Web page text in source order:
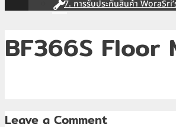
7. การรับประกันสินค้า
BF366S
Leave a Comment